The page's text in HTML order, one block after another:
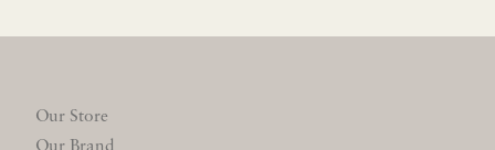
Our Store
Our Brand